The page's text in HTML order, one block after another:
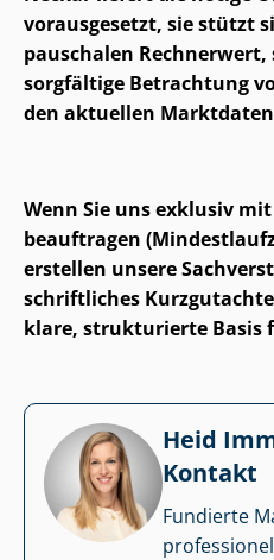
vorausgesetzt, sie stützt
pauschalen
sorgfältige Betrachtung
den aktuellen
Wenn Sie uns exklusiv
beauftragen
erstellen unsere
schriftliches
klare, strukturierte Basis
Heid
Kontakt
Fundierte